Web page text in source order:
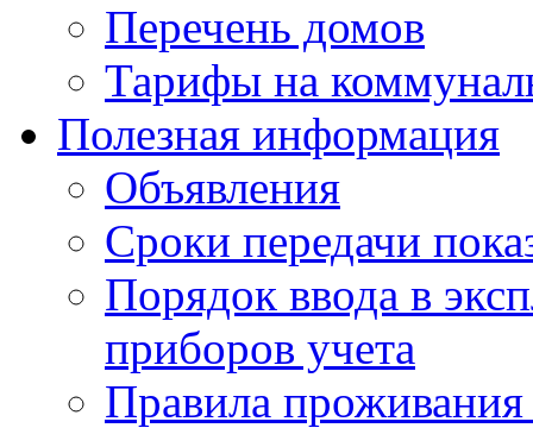
Перечень домов
Тарифы на
Полезная информация
Объявления
Сроки передачи
Порядок ввода в
приборов учета
Правила